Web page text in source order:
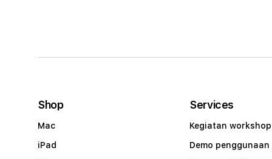
Shop
Mac
iPad
Services
Kegiatan workshop
Demo penggunaan